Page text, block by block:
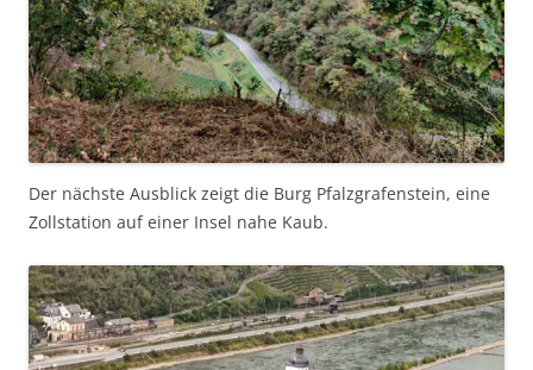
Der nächste Ausblick zeigt die Burg Pfalzgrafenstein, eine
Zollstation auf einer Insel nahe Kaub.